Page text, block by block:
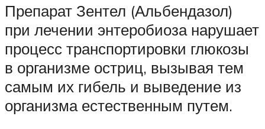
Препарат Зентел (Альбендазол)
при лечении энтеробиоза нарушает
процесс транспортировки глюкозы
в организме остриц, вызывая тем
самым их гибель и выведение из
организма естественным путем.